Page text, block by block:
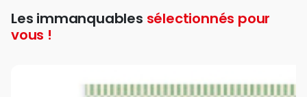
Les immanquables sélectionnés pour
vous !